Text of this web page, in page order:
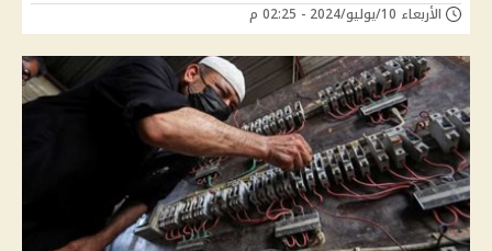
الأربعاء 10/يوليو/2024 - 02:25 م